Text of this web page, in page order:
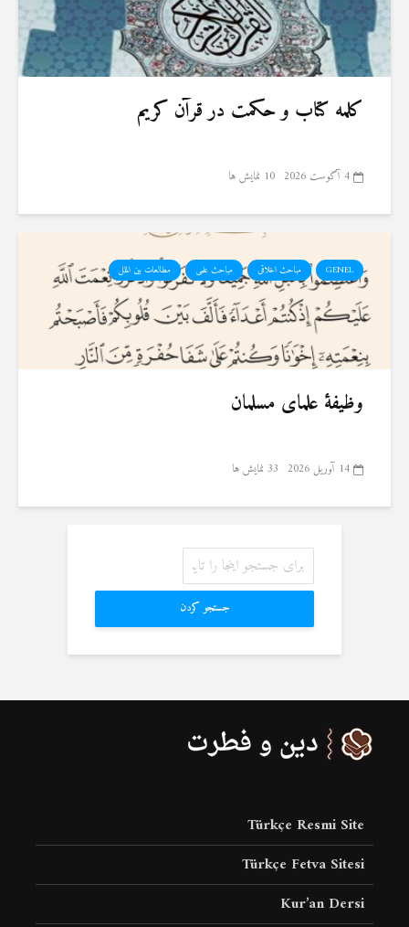
کلمه کتاب و حکمت در قرآن کریم
4 آگوست 2026 10 نمایش ها
GENEL مباحث اخلاقی مباحث علمی مطالعات بین الملل
وظیفهٔ علمای مسلمان
14 آوریل 2026 33 نمایش ها
جستجو کردن
Türkçe Resmi Site
Türkçe Fetva Sitesi
Kur’an Dersi